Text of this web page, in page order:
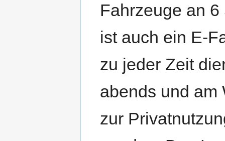
Fahrzeuge an
ist auch ein E-
zu jeder Zeit
abends und am
zur